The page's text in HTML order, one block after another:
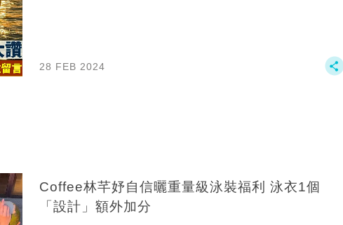
28 FEB 2024
Coffee林芊妤自信曬重量級泳裝福利 泳衣1個
「設計」額外加分